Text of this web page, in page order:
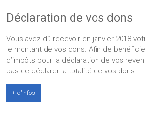
Déclaration de vos dons
Vous avez dû recevoir en janvier 2018
le montant de vos dons. Afin de
d’impôts pour la déclaration de vos
pas de déclarer la totalité de vos dons.
+ d'infos